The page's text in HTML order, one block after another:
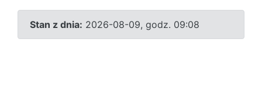
Stan z dnia: 2026-08-09, godz. 09:08